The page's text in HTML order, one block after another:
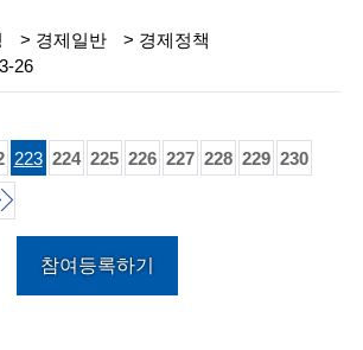
경제일반
경제정책
26
223 224 225 226 227 228 229 230
참여등록하기